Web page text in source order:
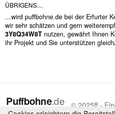
ÜBRIGENS…
...wird puffbohne.de bei der Erfurter
wir sehr schätzen und gern
3Y8Q34W8T nutzen, gewährt Ihnen
ihr Projekt und Sie unterstützen
© 2025ff -